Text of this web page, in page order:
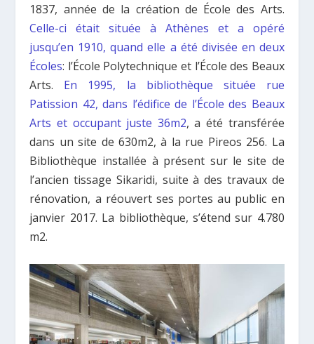
1837, année de la création de École des Arts.
Celle-ci était située à Athènes et a opéré
jusqu’en 1910, quand elle a été divisée en deux
Écoles: l’École Polytechnique et l’École des Beaux
Arts. En 1995, la bibliothèque située rue
Patission 42, dans l’édifice de l’École des Beaux
Arts et occupant juste 36m2, a été transférée
dans un site de 630m2, à la rue Pireos 256. La
Bibliothèque installée à présent sur le site de
l’ancien tissage Sikaridi, suite à des travaux de
rénovation, a réouvert ses portes au public en
janvier 2017. La bibliothèque, s’étend sur 4.780
m2.